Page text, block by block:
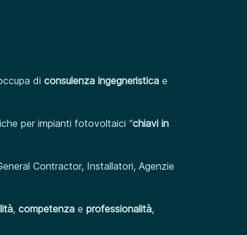
diconsulenza ingegneristica e
per impianti fotovoltaici “chiavi in
Contractor, Installatori, Agenzie
,competenza eprofessionalità,